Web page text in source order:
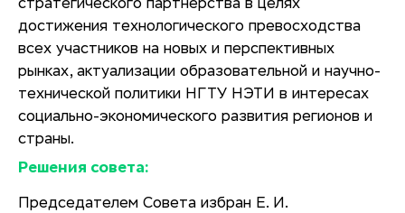
стратегического партнерства в целях
достижения технологического превосходства
всех участников на новых и перспективных
рынках, актуализации образовательной и научно-
технической политики НГТУ НЭТИ в интересах
социально-экономического развития регионов и
страны.
Решения совета:
Председателем Совета избран Е. И.